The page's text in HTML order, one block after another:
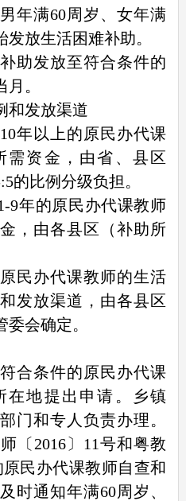
年满60周岁、女年满
放生活困难补助。
发放至符合条件的
。
和发放渠道
以上的原民办代课
需资金，由省、县区
的比例分级负担。
年的原民办代课教师
，由各县区（补助所
办代课教师的生活
发放渠道，由各县区
会确定。
合条件的原民办代课
在地提出申请。乡镇
门和专人负责办理。
〔2016〕11号和粤教
原民办代课教师自查和
时通知年满60周岁、